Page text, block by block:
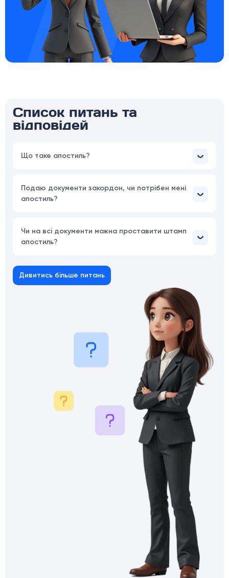
Список питань та
відповідей
Що таке апостиль?
Подаю документи закордон, чи потрібен мені
апостиль?
Чи на всі документи можна проставити штамп
апостиль?
Дивитись більше питань